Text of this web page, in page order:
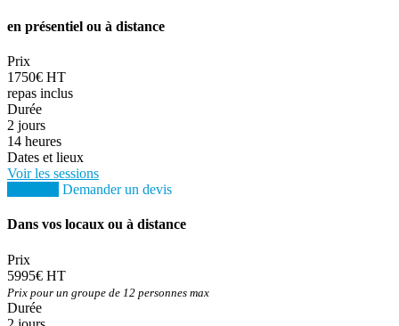
en présentiel ou à distance
Prix
1750€ HT
repas inclus
Durée
2 jours
14 heures
Dates et lieux
Voir les sessions
Demander un devis
Dans vos locaux ou à distance
Prix
5995€ HT
Prix pour un groupe de 12 personnes max
Durée